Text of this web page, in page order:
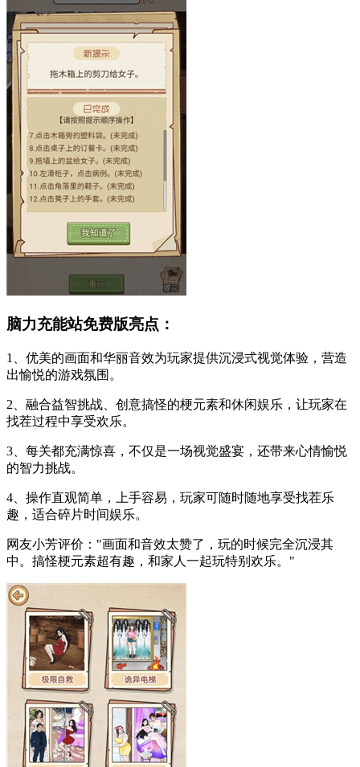
脑力充能站免费版亮点：
1、优美的画面和华丽音效为玩家提供沉浸式视觉体验，营造
出愉悦的游戏氛围。
2、融合益智挑战、创意搞怪的梗元素和休闲娱乐，让玩家在
找茬过程中享受欢乐。
3、每关都充满惊喜，不仅是一场视觉盛宴，还带来心情愉悦
的智力挑战。
4、操作直观简单，上手容易，玩家可随时随地享受找茬乐
趣，适合碎片时间娱乐。
网友小芳评价："画面和音效太赞了，玩的时候完全沉浸其
中。搞怪梗元素超有趣，和家人一起玩特别欢乐。"